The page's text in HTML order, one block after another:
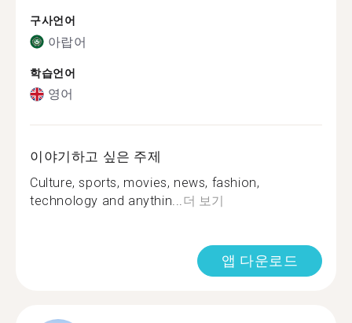
구사언어
아랍어
학습언어
영어
이야기하고 싶은 주제
Culture, sports, movies, news, fashion,
technology and anythin...더 보기
앱 다운로드